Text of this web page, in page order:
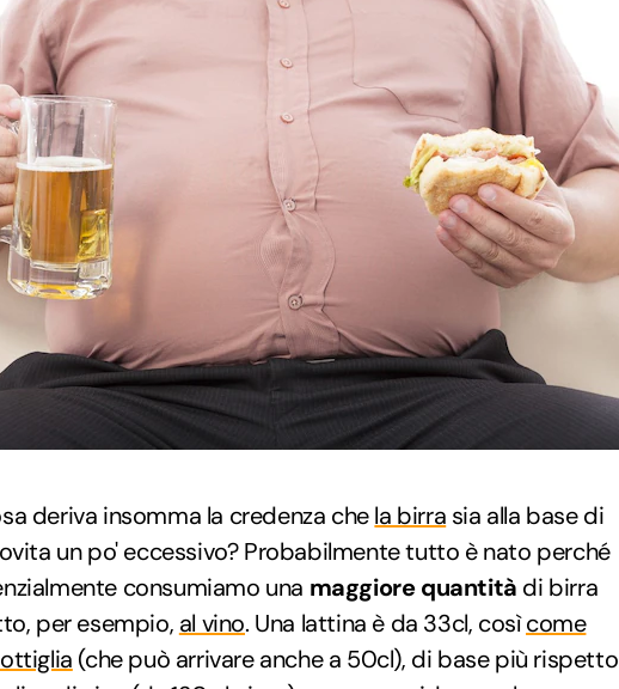
deriva insomma la credenza chela birra sia alla base di
un po' eccessivo? Probabilmente tutto è nato perché
consumiamo una maggiore quantità di birra
per esempio, al vino. Una lattina è da 33cl, cosìcome
(che può arrivare anche a 50cl), di base più rispetto